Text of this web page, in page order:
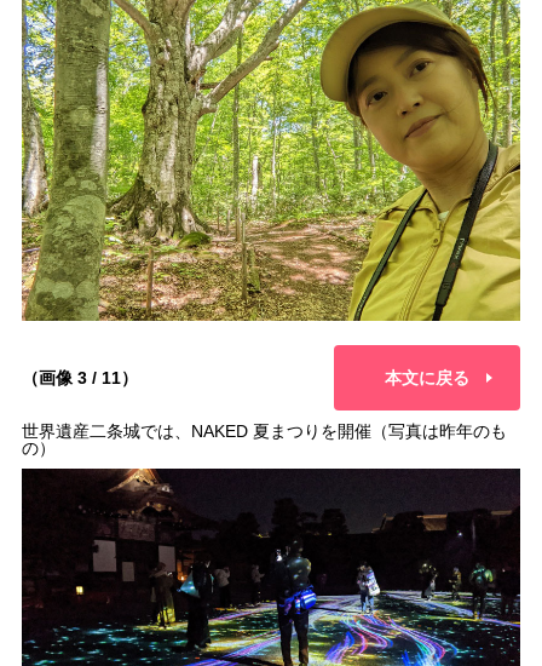
（画像 3 / 11） 本文に戻る
世界遺産二条城では、NAKED 夏まつりを開催（写真は昨年のも
の）